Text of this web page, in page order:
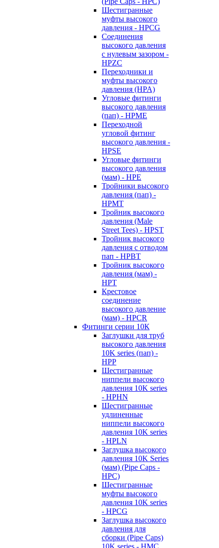
Шестигранные
муфты высокого
давления - HPCG
Соединения
высокого давления
с нулевым зазором -
HPZC
Переходники и
муфты высокого
давления (HPA)
Угловые фитинги
высокого давления
(пап) - HPME
Переходной
угловой фитинг
высокого давления -
HPSE
Угловые фитинги
высокого давления
(мам) - HPE
Тройники высокого
давления (пап) -
HPMT
Тройник высокого
давления (Male
Street Tees) - HPST
Тройник высокого
давления с отводом
пап - HPBT
Тройник высокого
давления (мам) -
HPT
Крестовое
соединение
высокого давление
(мам) - HPCR
Фитинги серии 10К
Заглушки для труб
высокого давления
10K series (пап) -
HPP
Шестигранные
ниппели высокого
давления 10K series
- HPHN
Шестигранные
удлиненные
ниппели высокого
давления 10K series
- HPLN
Заглушка высокого
давления 10K Series
(мам) (Pipe Caps -
HPC)
Шестигранные
муфты высокого
давления 10K series
- HPCG
Заглушка высокого
давления для
сборки (Pipe Caps)
10K series - HMC